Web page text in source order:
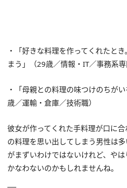
・「好きな料理を作ってくれたと
まう」（29歳／情報・IT／事務系専
・「母親との料理の味つけのちが
歳／運輸・倉庫／技術職）
彼女が作ってくれた手料理が口に
の料理を思い出してしまう男性は
がまずいわけではないけれど、や
かなわないのかもしれませんね。